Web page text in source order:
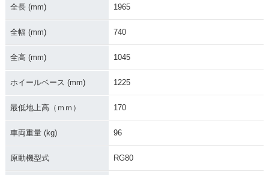
全長 (mm) 1965
全幅 (mm) 740
全高 (mm) 1045
ホイールベース (mm) 1225
最低地上高（ｍｍ） 170
車両重量 (kg) 96
原動機型式 RG80